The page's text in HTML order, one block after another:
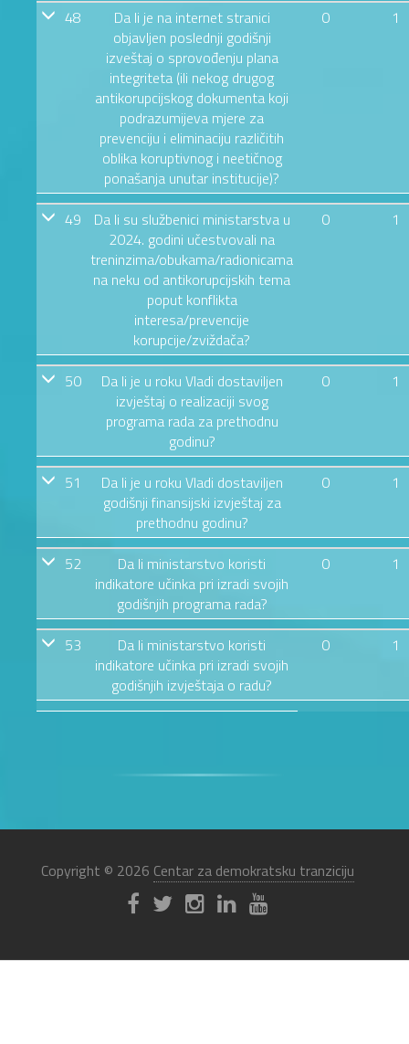
48
Da li je na internet stranici
objavljen poslednji godišnji
izveštaj o sprovođenju plana
integriteta (ili nekog drugog
antikorupcijskog dokumenta koji
podrazumijeva mjere za
prevenciju i eliminaciju različitih
oblika koruptivnog i neetičnog
ponašanja unutar institucije)?
0 1
49
Da li su službenici ministarstva u
2024. godini učestvovali na
treninzima/obukama/radionicama
na neku od antikorupcijskih tema
poput konflikta
interesa/prevencije
korupcije/zviždača?
0 1
50
Da li je u roku Vladi dostaviljen
izvještaj o realizaciji svog
programa rada za prethodnu
godinu?
0 1
51
Da li je u roku Vladi dostaviljen
godišnji finansijski izvještaj za
prethodnu godinu?
0 1
52
Da li ministarstvo koristi
indikatore učinka pri izradi svojih
godišnjih programa rada?
0 1
53
Da li ministarstvo koristi
indikatore učinka pri izradi svojih
godišnjih izvještaja o radu?
0 1
Copyright © 2026 Centar za demokratsku tranziciju